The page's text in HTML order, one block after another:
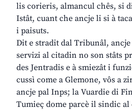
lis corieris, almancul chês, si
Istât, cuant che ancje li si à
i paisuts.
Dit e stradit dal Tribunâl,
servizi al citadin no son stâts
des Jentradis e à smiezât i
cussì come a Glemone, vôs a
ancje pal Inps; la Vuardie di
Tumieç dome parcè il sindic al